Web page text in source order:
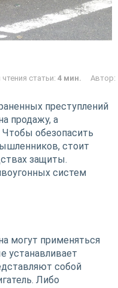
статьи: 4 мин. Автор:
преступлений
продажу, а
обезопасить
стоит
защиты.
систем
могут применяться
устанавливает
собой
Либо